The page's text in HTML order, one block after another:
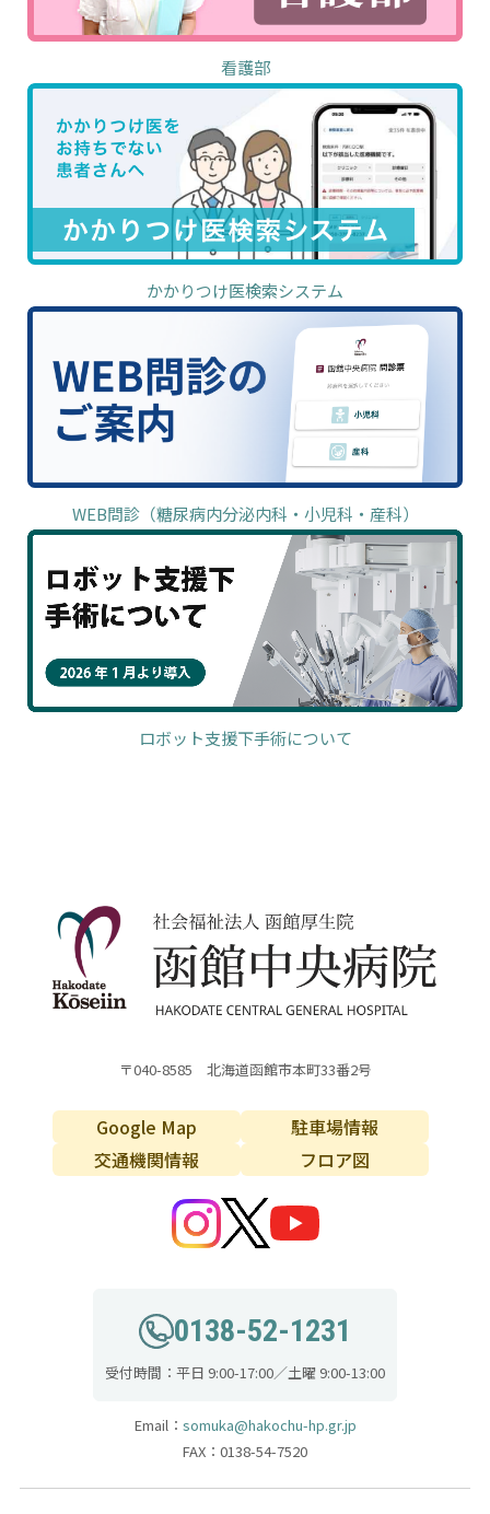
看護部
かかりつけ医検索システム
WEB問診（糖尿病内分泌内科・小児科・産科）
ロボット支援下手術について
〒040-8585 北海道函館市本町33番2号
Google Map
駐車場情報
交通機関情報
フロア図
0138-52-1231
受付時間：平日 9:00-17:00／土曜 9:00-13:00
Email： somuka@hakochu-hp.gr.jp
FAX：0138-54-7520